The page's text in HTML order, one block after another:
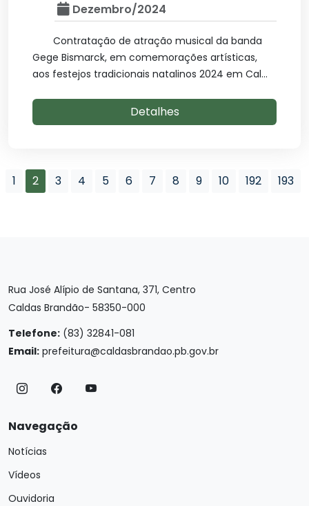
Dezembro/2024
Contratação de atração musical da banda
Gege Bismarck, em comemorações artísticas,
aos festejos tradicionais natalinos 2024 em Cal...
Detalhes
1 2 3 4 5 6 7 8 9 10 192 193
Rua José Alípio de Santana, 371, Centro
Caldas Brandão- 58350-000
Telefone: (83) 32841-081
Email: prefeitura@caldasbrandao.pb.gov.br
Navegação
Notícias
Vídeos
Ouvidoria